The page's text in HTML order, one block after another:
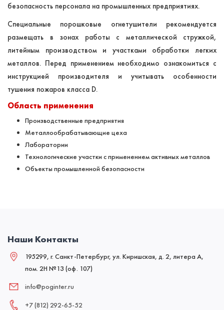
безопасность персонала на промышленных предприятиях.
Специальные порошковые огнетушители рекомендуется
размещать в зонах работы с металлической стружкой,
литейным производством и участками обработки легких
металлов. Перед применением необходимо ознакомиться с
инструкцией производителя и учитывать особенности
тушения пожаров класса D.
Область применения
Производственные предприятия
Металлообрабатывающие цеха
Лаборатории
Технологические участки с применением активных металлов
Объекты промышленной безопасности
Наши Контакты
195299, г. Санкт-Петербург, ул. Киришская, д. 2, литера А,
пом. 2Н №13 (оф. 107)
info@poginter.ru
+7 (812) 292‑65‑52